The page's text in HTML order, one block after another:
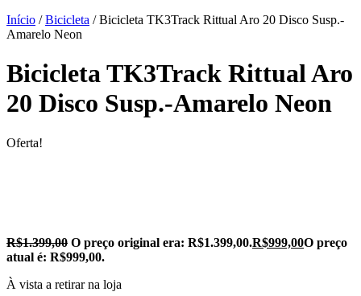
Início /Bicicleta / Bicicleta TK3Track Rittual Aro 20 Disco Susp.-
Amarelo Neon
Bicicleta TK3Track Rittual Aro
20 Disco Susp.-Amarelo Neon
Oferta!
R$1.399,00 O preço original era: R$1.399,00.R$999,00O preço
atual é: R$999,00.
À vista a retirar na loja